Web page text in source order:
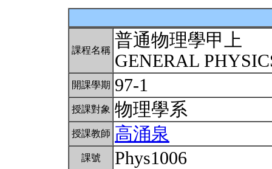
課程名稱 普通物理學甲上
GENERAL
開課學期 97-1
授課對象 物理學系
授課教師 高涌泉
課號 Phys1006